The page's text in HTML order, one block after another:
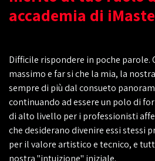
accademia di
Difficile rispondere in poche parole.
massimo e far si che la mia, la
sempre di più dal consueto
continuando ad essere un polo di
di alto livello per i professionisti
che desiderano divenire essi stessi
per il valore artistico e tecnico, e
nostra "intuizione" iniziale.